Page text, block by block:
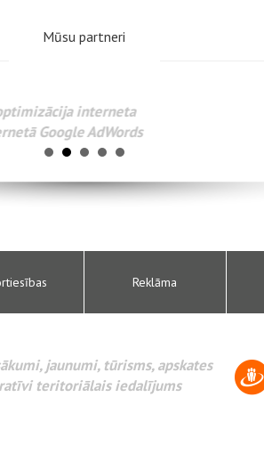
Mūsu partneri
сайтов Администрирование веб-
интернета. Раскрутка веб-сайтов.
Reklāma
jaunumi, tūrisms, apskates
teritoriālais iedalījums